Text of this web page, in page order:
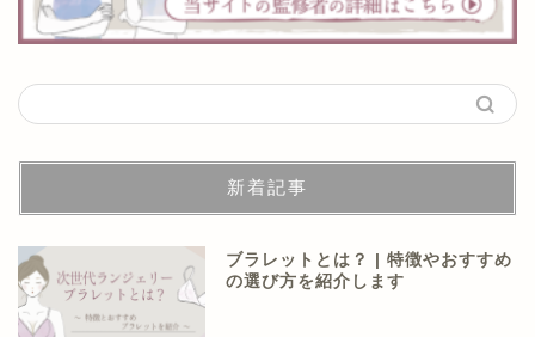
新着記事
ブラレットとは？ | 特徴やおすすめ
の選び方を紹介します